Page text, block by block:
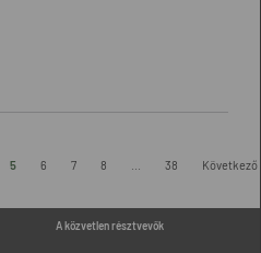
5 6 7 8 38 Következő
A közvetlen résztvevők